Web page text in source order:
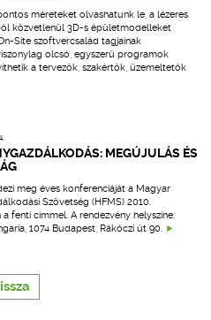
méreteket olvashatunk le, a lézeres
közvetlenül 3D-s épületmodelleket
Site szoftvercsalád tagjainak
olcsó, egyszerű programok
a tervezők, szakértők, üzemeltetők
MEGÚJULÁS ÉS
meg éves konferenciáját a Magyar
Szövetség (HFMS) 2010.
fenti címmel. A rendezvény helyszíne:
1074 Budapest, Rákóczi út 90.